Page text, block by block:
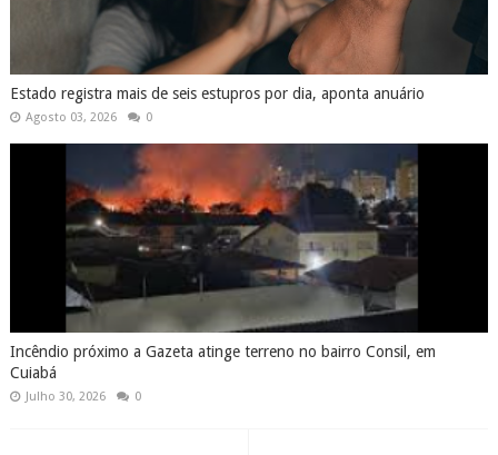
Estado registra mais de seis estupros por dia, aponta anuário
Agosto 03, 2026 0
Incêndio próximo a Gazeta atinge terreno no bairro Consil, em
Cuiabá
Julho 30, 2026 0